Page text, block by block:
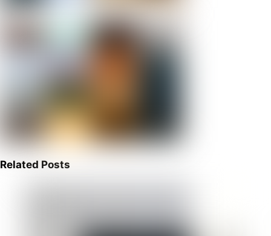
Related Posts